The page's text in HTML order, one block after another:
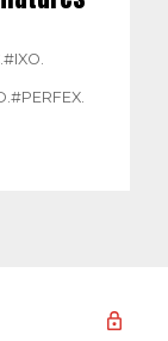
#IXO.
#PERFEX.